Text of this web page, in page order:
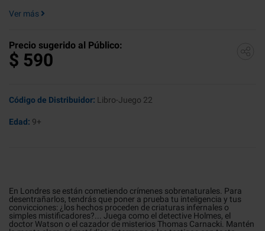
Ver más
Precio sugerido al Público:
$ 590
Código de Distribuidor: Libro-Juego 22
Edad: 9+
En Londres se están cometiendo crímenes sobrenaturales. Para
desentrañarlos, tendrás que poner a prueba tu inteligencia y tus
convicciones: ¿los hechos proceden de criaturas infernales o
simples mistificadores?... Juega como el detective Holmes, el
doctor Watson o el cazador de misterios Thomas Carnacki. Mantén